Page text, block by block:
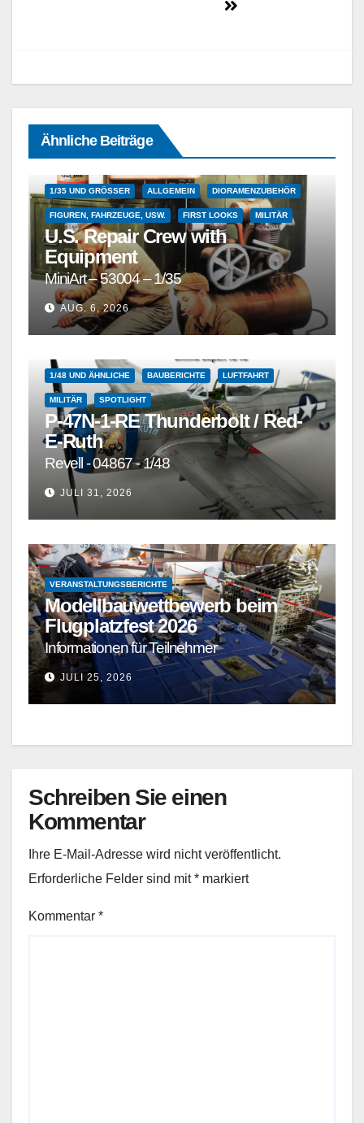
Ähnliche Beiträge
1/35 UND GRÖSSER ALLGEMEIN DIORAMENZUBEHÖR
FIGUREN, FAHRZEUGE, USW. FIRST LOOKS MILITÄR
U.S. Repair Crew with
Equipment
MiniArt – 53004 – 1/35
AUG. 6, 2026
1/48 UND ÄHNLICHE BAUBERICHTE LUFTFAHRT
MILITÄR SPOTLIGHT
P-47N-1-RE Thunderbolt / Red-
E-Ruth
Revell - 04867 - 1/48
JULI 31, 2026
VERANSTALTUNGSBERICHTE
Modellbauwettbewerb beim
Flugplatzfest 2026
Informationen für Teilnehmer
JULI 25, 2026
Schreiben Sie einen
Kommentar
Ihre E-Mail-Adresse wird nicht veröffentlicht.
Erforderliche Felder sind mit* markiert
Kommentar *